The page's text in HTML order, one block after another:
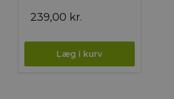
239,00 kr.